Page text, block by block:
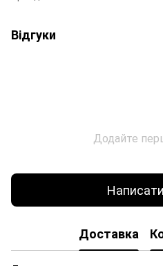
Відгуки
Додайте
Доставка